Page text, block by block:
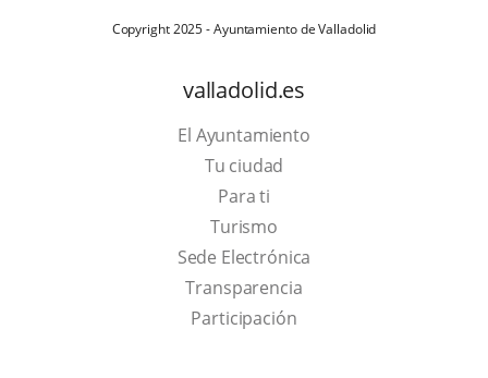
Copyright 2025 - Ayuntamiento de Valladolid
valladolid.es
El Ayuntamiento
Tu ciudad
Para ti
TurismoThis
link
will
open
Sede Electrónica
Transparencia
Participación